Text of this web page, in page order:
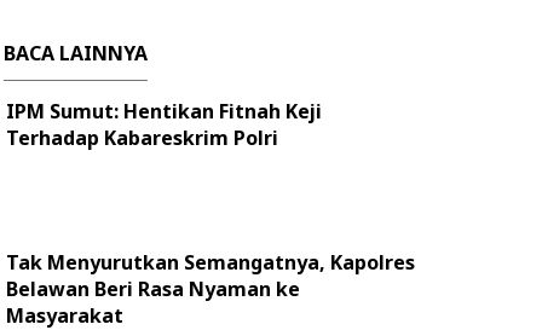
BACA LAINNYA
IPM Sumut: Hentikan Fitnah Keji
Terhadap Kabareskrim Polri
Tak Menyurutkan Semangatnya, Kapolres
Belawan Beri Rasa Nyaman ke
Masyarakat